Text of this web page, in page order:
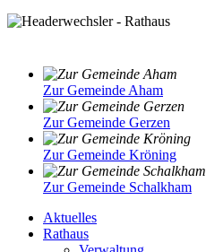
Zur Gemeinde Aham
Zur Gemeinde Gerzen
Zur Gemeinde Kröning
Zur Gemeinde Schalkham
Aktuelles
Rathaus